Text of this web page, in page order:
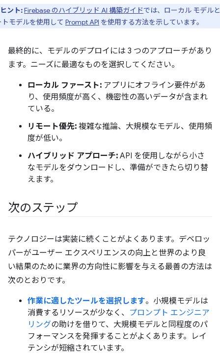
ヒント:Firebase のハイブリッド AI 構築ガイドでは、ローカル モデル
トモデルを使用して Prompt API を使用する方法を示しています。
最終的に、モデルのデプロイには 3 つのアプローチがあり
ます。ニーズに最適なものを選択してください。
ローカル ファースト: アプリにオフライン要件があ
り、使用頻度が高く、機密性の高いデータが含まれ
ている。
リモート優先: 複雑な推論、大規模なモデル、使用頻
度が低い。
ハイブリッド アプローチ: API を使用しながら小さ
なモデルをダウンロードし、準備ができたら切り替
えます。
次のステップ
テクノロジーは実装に続くことがよくあります。デベロッ
パーがユーザー エクスペリエンスの向上と世界のより良
い結果のために業界の方向性に影響を与える最善の方法は
次のとおりです。
作業に適したツールを選択します。小規模モデルは
消費するリソースが少なく、 プロンプト エンジニア
リングの助けを借りて、大規模モデルと同程度のパ
フォーマンスを発揮することがよくあります。レイ
テンシが短縮されています。